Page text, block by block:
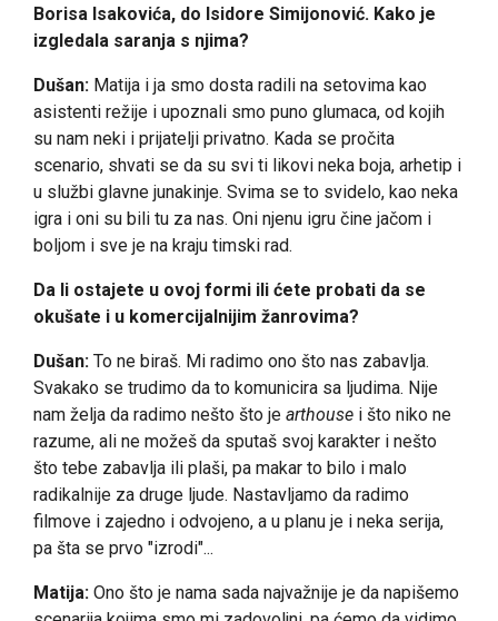
Borisa Isakovića, do Isidore Simijonović. Kako je
izgledala saranja s njima?
Dušan: Matija i ja smo dosta radili na setovima kao
asistenti režije i upoznali smo puno glumaca, od kojih
su nam neki i prijatelji privatno. Kada se pročita
scenario, shvati se da su svi ti likovi neka boja, arhetip i
u službi glavne junakinje. Svima se to svidelo, kao neka
igra i oni su bili tu za nas. Oni njenu igru čine jačom i
boljom i sve je na kraju timski rad.
Da li ostajete u ovoj formi ili ćete probati da se
okušate i u komercijalnijim žanrovima?
Dušan: To ne biraš. Mi radimo ono što nas zabavlja.
Svakako se trudimo da to komunicira sa ljudima. Nije
nam želja da radimo nešto što je arthouse i što niko ne
razume, ali ne možeš da sputaš svoj karakter i nešto
što tebe zabavlja ili plaši, pa makar to bilo i malo
radikalnije za druge ljude. Nastavljamo da radimo
filmove i zajedno i odvojeno, a u planu je i neka serija,
pa šta se prvo "izrodi"...
Matija: Ono što je nama sada najvažnije je da napišemo